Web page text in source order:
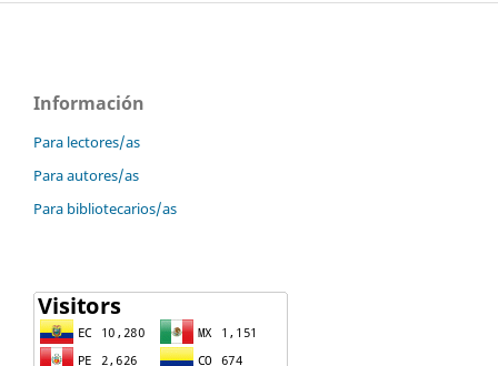
Información
Para lectores/as
Para autores/as
Para bibliotecarios/as